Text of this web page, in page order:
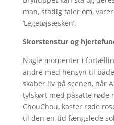
man, stadig taler om,
’Legetøjsæsken’.
Skorstenstur og
Nogle momenter i
andre med hensyn til
skaber liv på scenen, når
tylskørt med påsatte røde
ChouChou, kaster røde
til den en tid fængslede